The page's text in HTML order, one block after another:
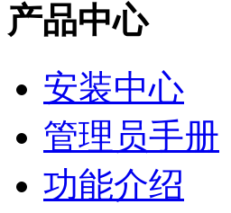
产品中心
安装中心
管理员手册
功能介绍